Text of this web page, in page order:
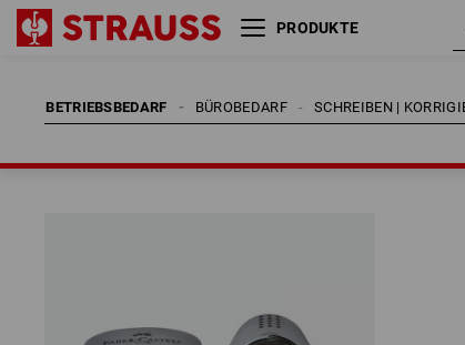
PRODUKTE
BETRIEBSBEDARF SCHREIBEN |
BÜROBEDARF
BETRIEBSBEDARF SCHREIBEN |
BÜROBEDARF